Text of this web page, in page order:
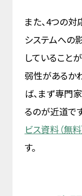
また、4つの
システムへの
していること
弱性があるか
ば、まず専門
るのが近道です
ビス資料（無料
す。